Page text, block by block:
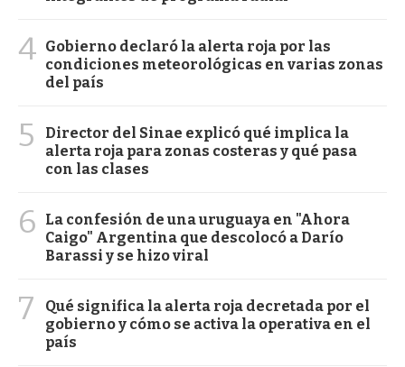
4 Gobierno declaró la alerta roja por las
condiciones meteorológicas en varias zonas
del país
5
Director del Sinae explicó qué implica la
alerta roja para zonas costeras y qué pasa
con las clases
6
La confesión de una uruguaya en "Ahora
Caigo" Argentina que descolocó a Darío
Barassi y se hizo viral
7
Qué significa la alerta roja decretada por el
gobierno y cómo se activa la operativa en el
país